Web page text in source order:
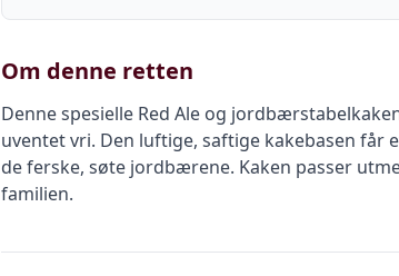
Om denne retten
Denne spesielle Red Ale og
uventet vri. Den luftige, saftige kakebasen får
de ferske, søte jordbærene. Kaken passer
familien.